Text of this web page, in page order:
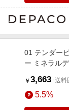
01 テンダー
ー ミネラル
￥ 3,663+送料
5.5%